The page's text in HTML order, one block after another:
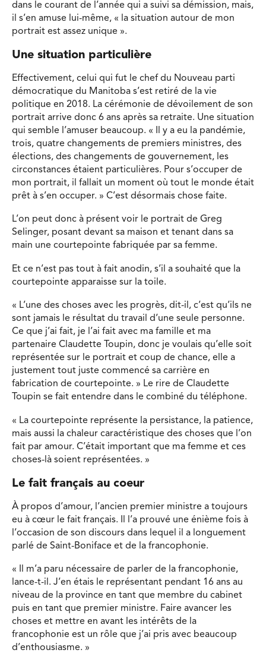
dans le courant de l’année qui a suivi sa démission, mais,
il s’en amuse lui-même, « la situation autour de mon
portrait est assez unique ».
Une situation particulière
Effectivement, celui qui fut le chef du Nouveau parti
démocratique du Manitoba s’est retiré de la vie
politique en 2018. La cérémonie de dévoilement de son
portrait arrive donc 6 ans après sa retraite. Une situation
qui semble l’amuser beaucoup. « Il y a eu la pandémie,
trois, quatre changements de premiers ministres, des
élections, des changements de gouvernement, les
circonstances étaient particulières. Pour s’occuper de
mon portrait, il fallait un moment où tout le monde était
prêt à s’en occuper. » C’est désormais chose faite.
L’on peut donc à présent voir le portrait de Greg
Selinger, posant devant sa maison et tenant dans sa
main une courtepointe fabriquée par sa femme.
Et ce n’est pas tout à fait anodin, s’il a souhaité que la
courtepointe apparaisse sur la toile.
« L’une des choses avec les progrès, dit-il, c’est qu’ils ne
sont jamais le résultat du travail d’une seule personne.
Ce que j’ai fait, je l’ai fait avec ma famille et ma
partenaire Claudette Toupin, donc je voulais qu’elle soit
représentée sur le portrait et coup de chance, elle a
justement tout juste commencé sa carrière en
fabrication de courtepointe. » Le rire de Claudette
Toupin se fait entendre dans le combiné du téléphone.
« La courtepointe représente la persistance, la patience,
mais aussi la chaleur caractéristique des choses que l’on
fait par amour. C’était important que ma femme et ces
choses-là soient représentées. »
Le fait français au coeur
À propos d’amour, l’ancien premier ministre a toujours
eu à cœur le fait français. Il l’a prouvé une énième fois à
l’occasion de son discours dans lequel il a longuement
parlé de Saint-Boniface et de la francophonie.
« Il m’a paru nécessaire de parler de la francophonie,
lance-t-il. J’en étais le représentant pendant 16 ans au
niveau de la province en tant que membre du cabinet
puis en tant que premier ministre. Faire avancer les
choses et mettre en avant les intérêts de la
francophonie est un rôle que j’ai pris avec beaucoup
d’enthousiasme. »